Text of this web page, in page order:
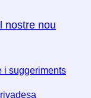
nostre nou
i suggeriments